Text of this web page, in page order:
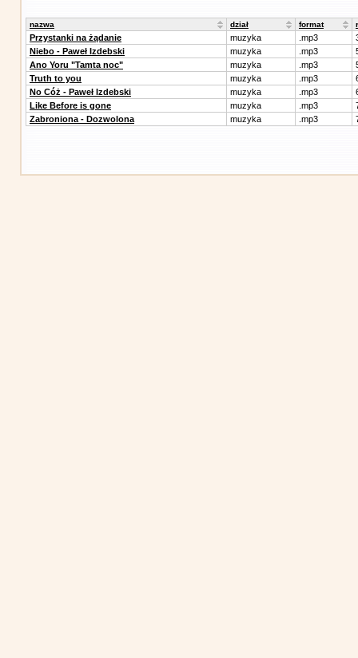
nazwa dział format
Przystanki na żądanie muzyka .mp3
Niebo - Paweł Izdebski
muzyka .mp3
Ano Yoru "Tamta noc"
muzyka .mp3
Truth to you
muzyka .mp3
No Cóż - Paweł Izdebski
muzyka .mp3
Like Before is gone
muzyka .mp3
Zabroniona - Dozwolona
muzyka .mp3